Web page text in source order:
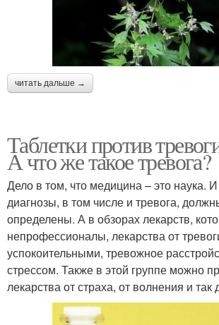
читать дальше →
Таблетки против
А что же такое тревога?
Дело в том, что медицина – это наука.
диагнозы, в том числе и тревога,
определены. А в обзорах лекарств,
непрофессионалы, лекарства от
успокоительными, тревожное
стрессом. Также в этой группе можно
лекарства от страха, от волнения и так